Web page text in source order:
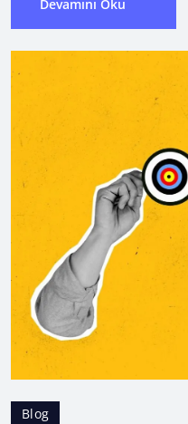
Devamını Oku
Blog